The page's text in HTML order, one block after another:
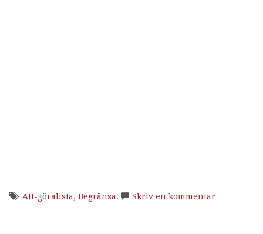
Att-göralista, Begränsa. Skriv en kommentar